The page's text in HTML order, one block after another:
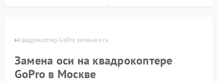
Квадрокоптер GoPro замена оси
Замена оси на квадрокоптере
GoPro в Москве